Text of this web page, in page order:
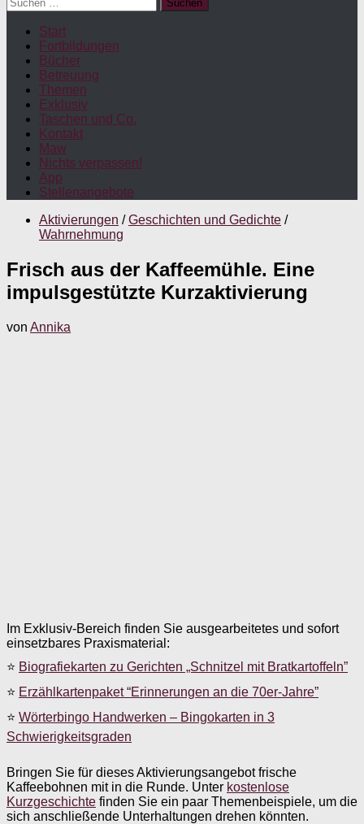
nach:
Start
Fortbildungen
Bücher
Betreuung
Themen
Exklusiv
Taschen und Co.
Kontakt
Maw
Nichts verpassen!
App
Stellenangebote
Aktivierungen / Geschichten und Gedichte /
Wahrnehmung
Frisch aus der Kaffeemühle. Eine
impulsgestützte Kurzaktivierung
von Annika
Im Exklusiv-Bereich finden Sie ausgearbeitetes und sofort
einsetzbares Praxismaterial:
⭐ Biografiekarten zu Gerichten „Schnitzel mit Bratkartoffeln”
⭐ Erzählkartenpaket “Erinnerungen an die 70er-Jahre”
⭐ Wörterbingo Handwerken – Bingokarten in 3
Schwierigkeitsgraden
Bringen Sie für dieses Aktivierungsangebot frische
Kaffeebohnen mit in die Runde. Unter kostenlose
Kurzgeschichte finden Sie ein paar Themenbeispiele, um die
sich anschließende Unterhaltungen drehen könnten.